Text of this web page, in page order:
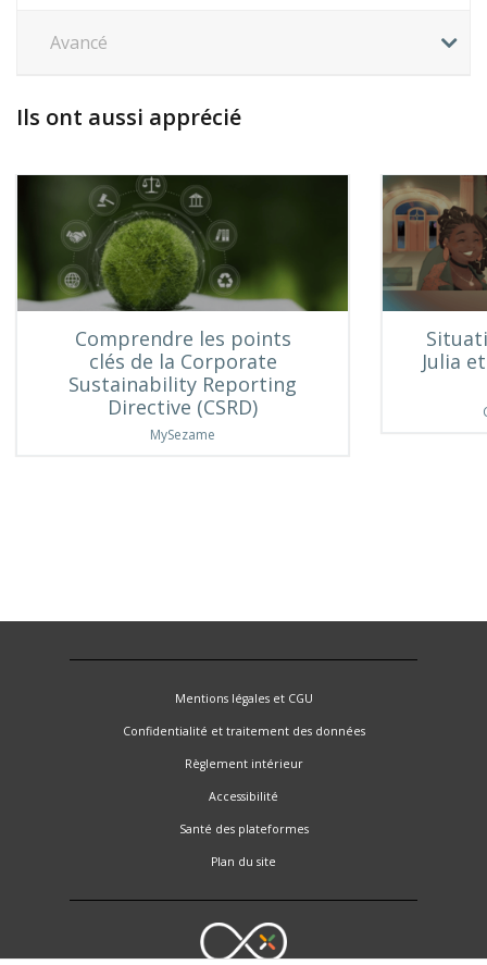
Avancé
Ils ont aussi apprécié
Comprendre les points
clés de la Corporate
Sustainability Reporting
Directive (CSRD)
MySezame
Julia
Mentions légales et CGU
Confidentialité et traitement des données
Règlement intérieur
Accessibilité
Santé des plateformes
Plan du site